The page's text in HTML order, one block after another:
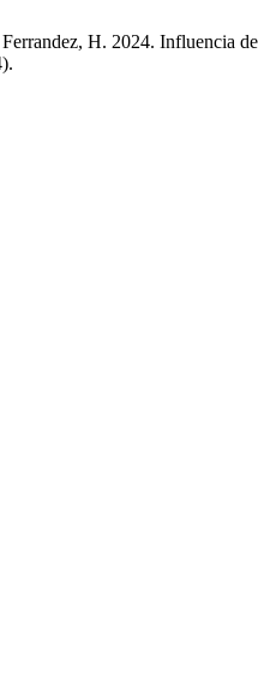
H. 2024. Influencia